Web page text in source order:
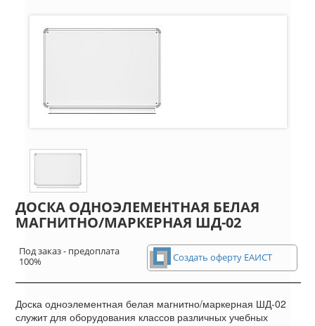
ДОСКА ОДНОЭЛЕМЕНТНАЯ БЕЛАЯ
МАГНИТНО/МАРКЕРНАЯ ШД-02
Под заказ - предоплата
100%
Создать оферту ЕАИСТ
Доска одноэлементная белая магнитно/маркерная ШД-02
служит для оборудования классов различных учебных